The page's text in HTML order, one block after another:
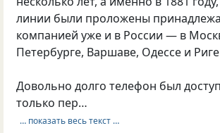
линии были проложены
компанией уже и в России — в
Петербурге, Варшаве, Одессе и
Довольно долго телефон был
только пер…
… показать весь текст …